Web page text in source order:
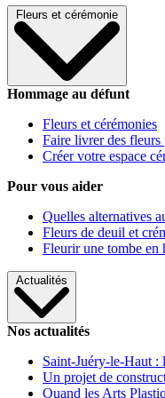
Fleurs et cérémonie
Hommage au défunt
Fleurs et cérémonies
Faire livrer des fleurs
Créer votre espace
Pour vous aider
Quelles alternatives
Fleurs de deuil et
Fleurir une tombe en
Actualités
Nos actualités
Saint-Juéry-le-Haut :
Un projet de
Quand les Arts